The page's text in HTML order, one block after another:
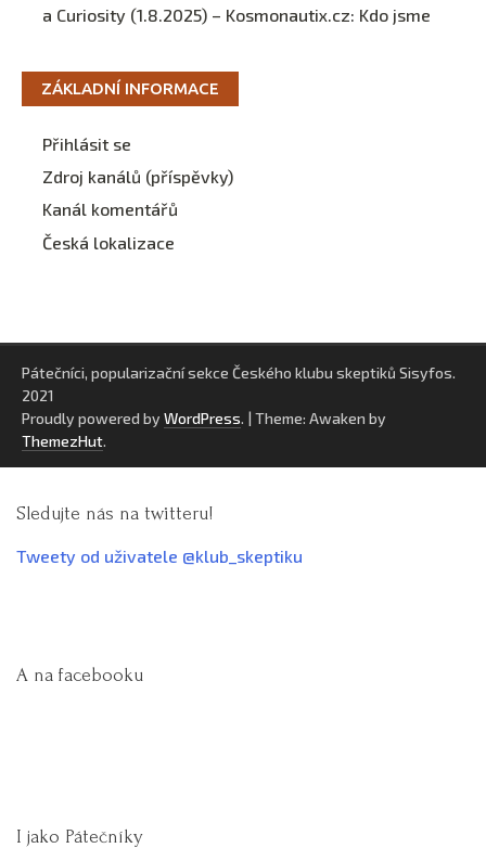
a Curiosity (1.8.2025) – Kosmonautix.cz: Kdo jsme
ZÁKLADNÍ INFORMACE
Přihlásit se
Zdroj kanálů (příspěvky)
Kanál komentářů
Česká lokalizace
Pátečníci, popularizační sekce Českého klubu skeptiků Sisyfos.
2021
Proudly powered by WordPress. | Theme: Awaken by
ThemezHut.
Sledujte nás na twitteru!
Tweety od uživatele @klub_skeptiku
A na facebooku
I jako Pátečníky